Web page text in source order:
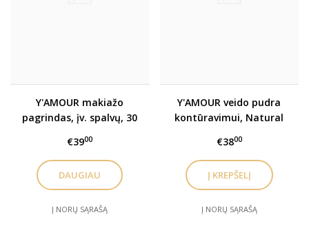
Y'AMOUR makiažo
pagrindas, įv. spalvų, 30
€3900
DAUGIAU
Į NORŲ SĄRAŠĄ
Y'AMOUR veido pudra
kontūravimui, Natural
€3800
Į NORŲ SĄRAŠĄ